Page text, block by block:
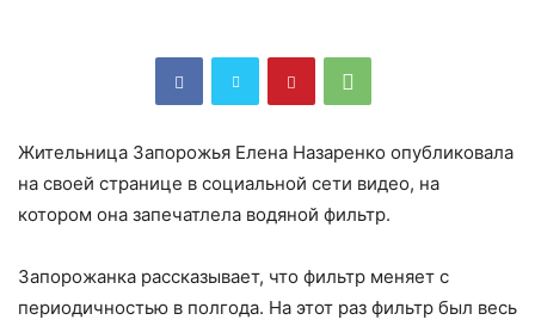
Жительница Запорожья Елена Назаренко опубликовала
на своей странице в социальной сети видео, на
котором она запечатлела водяной фильтр.
Запорожанка рассказывает, что фильтр меняет с
периодичностью в полгода. На этот раз фильтр был весь